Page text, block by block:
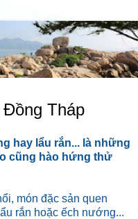
Đồng Tháp
hay lẩu rắn... là những
cũng hào hứng thử
món đặc sản quen
rắn hoặc ếch nướng...